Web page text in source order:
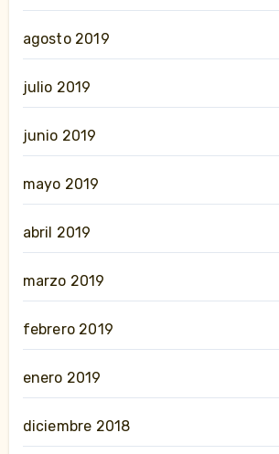
agosto 2019
julio 2019
junio 2019
mayo 2019
abril 2019
marzo 2019
febrero 2019
enero 2019
diciembre 2018